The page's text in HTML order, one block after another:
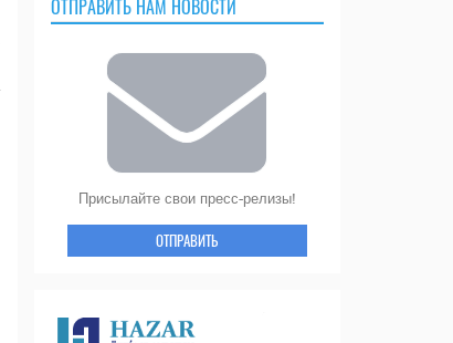
ОТПРАВИТЬ НАМ НОВОСТИ
Присылайте свои пресс-релизы!
ОТПРАВИТЬ